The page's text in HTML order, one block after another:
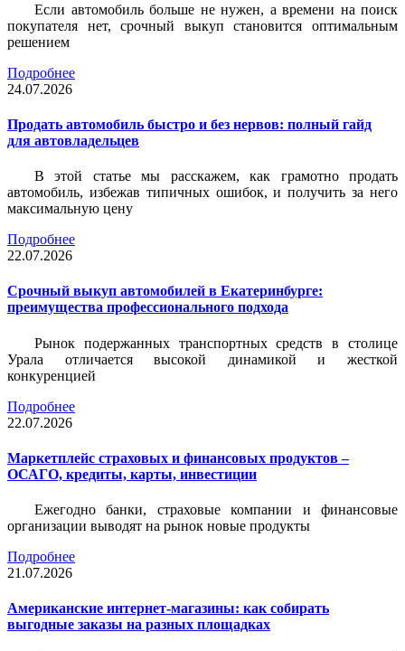
Если автомобиль больше не нужен, а времени на поиск
покупателя нет, срочный выкуп становится оптимальным
решением
Подробнее
24.07.2026
Продать автомобиль быстро и без нервов: полный гайд
для автовладельцев
В этой статье мы расскажем, как грамотно продать
автомобиль, избежав типичных ошибок, и получить за него
максимальную цену
Подробнее
22.07.2026
Срочный выкуп автомобилей в Екатеринбурге:
преимущества профессионального подхода
Рынок подержанных транспортных средств в столице
Урала отличается высокой динамикой и жесткой
конкуренцией
Подробнее
22.07.2026
Маркетплейс страховых и финансовых продуктов –
ОСАГО, кредиты, карты, инвестиции
Ежегодно банки, страховые компании и финансовые
организации выводят на рынок новые продукты
Подробнее
21.07.2026
Американские интернет-магазины: как собирать
выгодные заказы на разных площадках